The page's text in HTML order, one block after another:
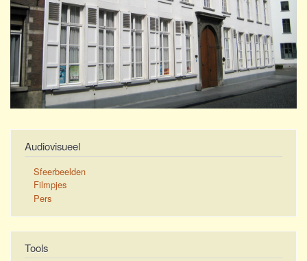
Audiovisueel
Sfeerbeelden
Filmpjes
Pers
Tools